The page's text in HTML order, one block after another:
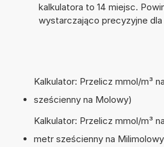
kalkulatora to 14 miejsc.
wystarczająco precyzyjne
Kalkulator: Przelicz mmol/m³
sześcienny na Molowy)
Kalkulator: Przelicz mmol/m³
metr sześcienny na